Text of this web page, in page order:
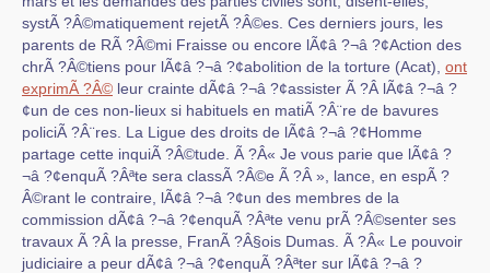
systÃ ?Â©matiquement rejetÃ ?Â©es. Ces derniers jours, les
parents de RÃ ?Â©mi Fraisse ou encore lÃ¢â ?¬â ?¢Action des
chrÃ ?Â©tiens pour lÃ¢â ?¬â ?¢abolition de la torture (Acat), ont
exprimÃ ?Â© leur crainte dÃ¢â ?¬â ?¢assister Ã ?Â lÃ¢â ?¬â ?
¢un de ces non-lieux si habituels en matiÃ ?Â¨re de bavures
policiÃ ?Â¨res. La Ligue des droits de lÃ¢â ?¬â ?¢Homme
partage cette inquiÃ ?Â©tude. Ã ?Â« Je vous parie que lÃ¢â ?
¬â ?¢enquÃ ?Âªte sera classÃ ?Â©e Ã ?Â », lance, en espÃ ?
Â©rant le contraire, lÃ¢â ?¬â ?¢un des membres de la
commission dÃ¢â ?¬â ?¢enquÃ ?Âªte venu prÃ ?Â©senter ses
travaux Ã ?Â la presse, FranÃ ?Â§ois Dumas. Ã ?Â« Le pouvoir
judiciaire a peur dÃ¢â ?¬â ?¢enquÃ ?Âªter sur lÃ¢â ?¬â ?